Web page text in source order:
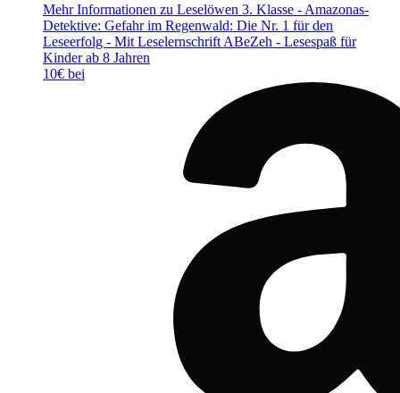
Mehr Informationen zu Leselöwen 3. Klasse - Amazonas-
Detektive: Gefahr im Regenwald: Die Nr. 1 für den
Leseerfolg - Mit Leselernschrift ABeZeh - Lesespaß für
Kinder ab 8 Jahren
10€ bei